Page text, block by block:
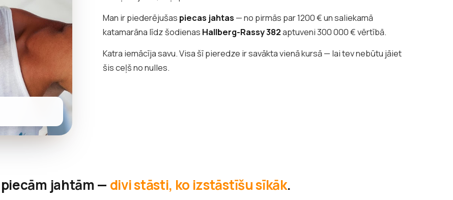
Man ir piederējušas piecas jahtas — no pirmās par 1200 € un saliekamā
katamarāna līdz šodienas Hallberg-Rassy 382aptuveni 300 000 € vērtībā.
Katra iemācīja savu. Visa šī pieredze ir savākta vienā kursā — lai tev nebūtu jāiet
šis ceļš no nulles.
jahtām — divi stāsti, ko izstāstīšu sīkāk.